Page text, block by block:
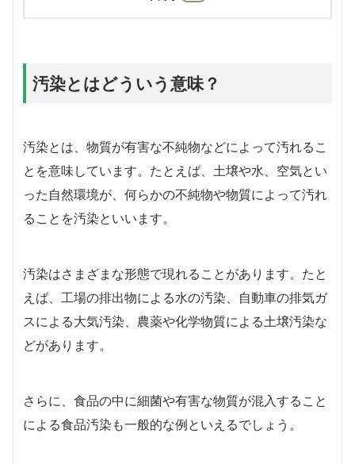
汚染とはどういう意味？
汚染とは、物質が有害な不純物などによって汚れるこ
とを意味しています。たとえば、土壌や水、空気とい
った自然環境が、何らかの不純物や物質によって汚れ
ることを汚染といいます。
汚染はさまざまな形態で現れることがあります。たと
えば、工場の排出物による水の汚染、自動車の排気ガ
スによる大気汚染、農薬や化学物質による土壌汚染な
どがあります。
さらに、食品の中に細菌や有害な物質が混入すること
による食品汚染も一般的な例といえるでしょう。